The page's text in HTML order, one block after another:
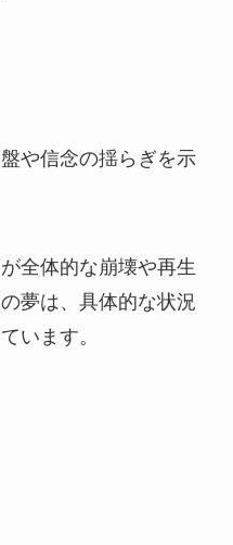
や信念の揺らぎを示
全体的な崩壊や再生
夢は、具体的な状況
います。